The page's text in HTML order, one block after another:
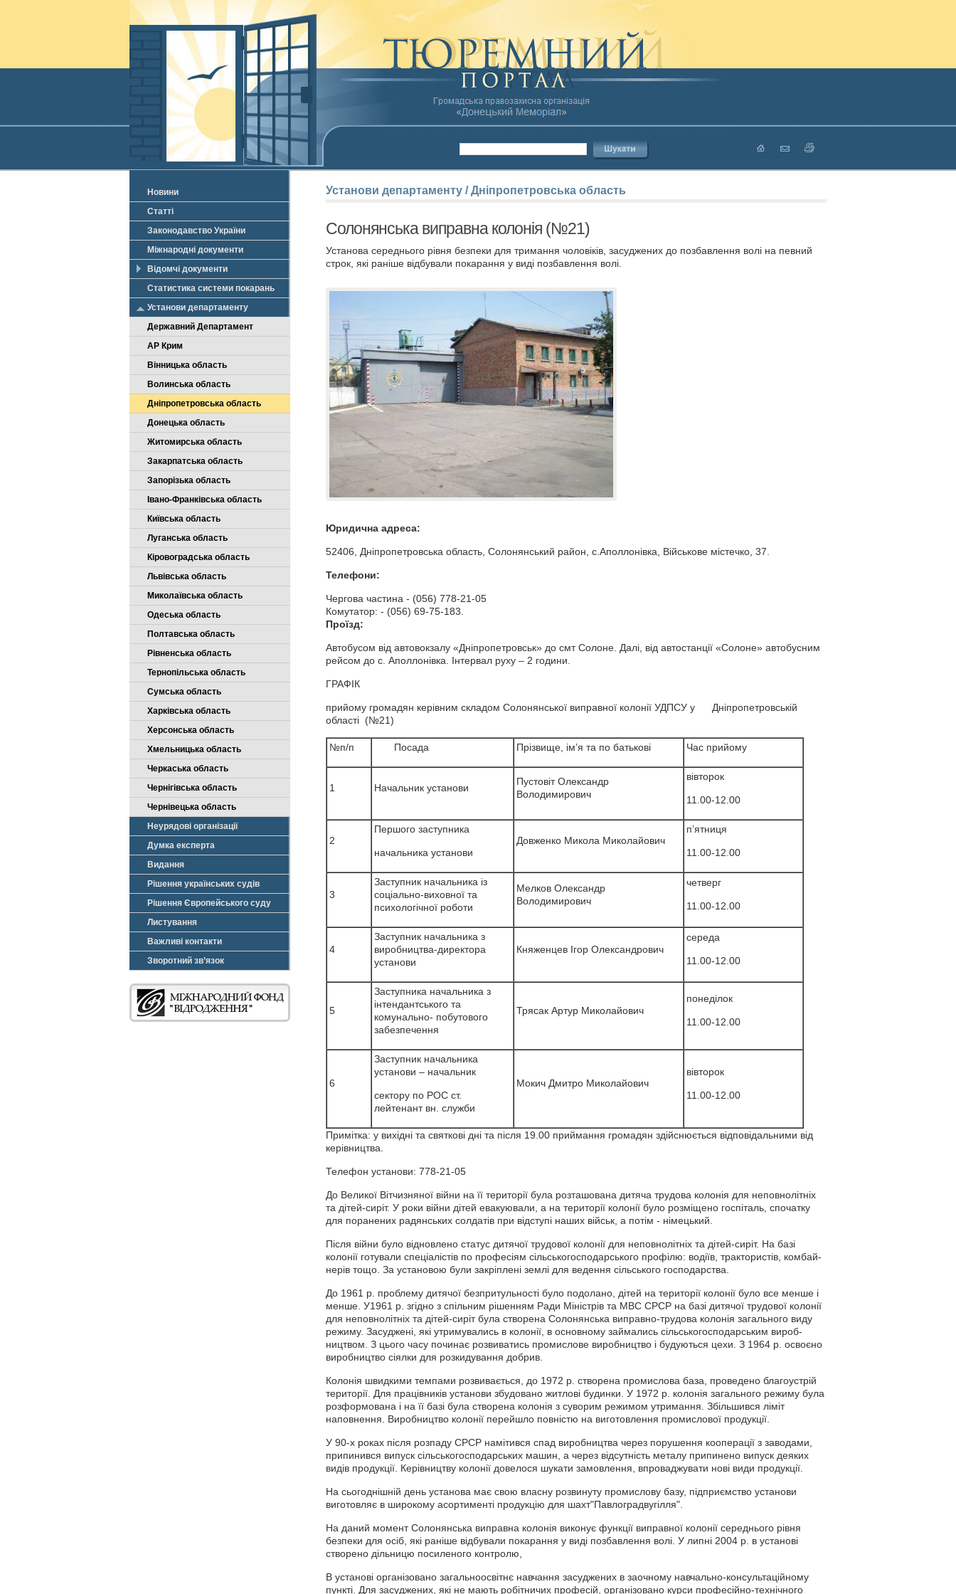
Новини
Статті
Законодавство України
Міжнародні документи
Відомчі документи
Статистика системи покарань
Установи департаменту
Державний Департамент
АР Крим
Вінницька область
Волинська область
Дніпропетровська область
Донецька область
Житомирська область
Закарпатська область
Запорізька область
Івано-Франківська область
Київська область
Луганська область
Кіровоградська область
Львівська область
Миколаївська область
Одеська область
Полтавська область
Рівненська область
Тернопільська область
Сумська область
Харківська область
Херсонська область
Хмельницька область
Черкаська область
Чернігівська область
Чернівецька область
Неурядові організації
Думка експерта
Видання
Рішення українських судів
Рішення Європейського суду
Листування
Важливі контакти
Зворотний зв’язок
Установи департаменту /Дніпропетровська область
Солонянська виправна колонія (№21)
Установа середнього рівня безпеки для тримання чоловіків, засуджених до позбавлення волі на певний
строк, які раніше відбували покарання у виді позбавлення волі.
Юридична адреса:
52406, Дніпропетровська область, Солонянський район, с.Аполлонівка, Військове містечко, 37.
Телефони:
Чергова частина - (056) 778-21-05
Комутатор: - (056) 69-75-183.
Проїзд:
Автобусом від автовокзалу «Дніпропетровськ» до смт Солоне. Далі, від автостанції «Солоне» автобусним
рейсом до с. Аполлонівка. Інтервал руху – 2 години.
ГРАФІК
прийому громадян керівним складом Солонянської виправної колонії УДПСУ у Дніпропетровській
області (№21)
№п/п Посада Прізвище, ім’я та по батькові Час прийому
1 Начальник установи
Пустовіт Олександр
Володимирович
вівторок
11.00-12.00
2
Першого заступника
начальника установи
Довженко Микола Миколайович
п’ятниця
11.00-12.00
3
Заступник начальника із
соціально-виховної та
психологічної роботи
Мелков Олександр
Володимирович
четверг
11.00-12.00
4
Заступник начальника з
виробництва-директора
установи
Княженцев Ігор Олександрович
середа
11.00-12.00
5
Заступника начальника з
інтендантського та
комунально- побутового
забезпечення
Трясак Артур Миколайович
понеділок
11.00-12.00
6
Заступник начальника
установи – начальник
сектору по РОС ст.
лейтенант вн. служби
Мокич Дмитро Миколайович
вівторок
11.00-12.00
Примітка: у вихідні та святкові дні та після 19.00 приймання громадян здійснюється відповідальними від
керівництва.
Телефон установи: 778-21-05
До Великої Вітчизняної війни на її території була розташована дитяча трудова колонія для неповнолітніх
та дітей-сиріт. У роки війни дітей евакуювали, а на території колонії було розміщено госпіталь, спочатку
для поранених радянських солдатів при відступі наших військ, а потім - німецький.
Після війни було відновлено статус дитячої трудової колонії для неповнолітніх та дітей-сиріт. На базі
колонії готували спеціалістів по професіям сільськогосподарського профілю: водіїв, трактористів, комбай­
нерів тощо. За установою були закріплені землі для ведення сільського господарства.
До 1961 р. проблему дитячої безпритульності було подолано, дітей на території колонії було все менше і
менше. У1961 р. згідно з спільним рішенням Ради Міністрів та МВС СРСР на базі дитячої трудової колонії
для неповнолітніх та дітей-сиріт була створена Солонянська виправно-трудова колонія загального виду
режиму. Засуджені, які утримувались в колонії, в основному займались сільськогосподарським вироб­
ництвом. З цього часу починає розвиватись промислове виробництво і будуються цехи. З 1964 р. освоєно
виробництво сіялки для розкидування добрив.
Колонія швидкими темпами розвивається, до 1972 р. створена промислова база, проведено благоустрій
території. Для працівників установи збудовано житлові будинки. У 1972 р. колонія загального режиму була
розформована і на її базі була створена колонія з суворим режимом утримання. Збільшився ліміт
наповнення. Виробництво колонії перейшло повністю на виготовлення промислової продукції.
У 90-х роках після розпаду СРСР намітився спад виробництва через порушення кооперації з заводами,
припинився випуск сільськогосподарських машин, а через відсутність металу припинено випуск деяких
видів продукції. Керівництву колонії довелося шукати замовлення, впроваджувати нові види продукції.
На сьогоднішній день установа має свою власну розвинуту промислову базу, підприємство установи
виготовляє в широкому асортименті продукцію для шахт"Павлоградвугілля".
На даний момент Солонянська виправна колонія виконує функції виправної колонії середнього рівня
безпеки для осіб, які раніше відбували покарання у виді позбавлення волі. У липні 2004 р. в установі
створено дільницю посиленого контролю,
В установі організовано загальноосвітнє навчання засуджених в заочному навчально-консультаційному
пункті. Для засуджених, які не мають робітничих професій, організовано курси професійно-технічного